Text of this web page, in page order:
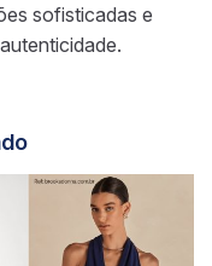
sofisticadas e